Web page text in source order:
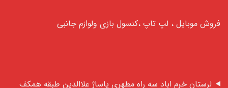
فروش موبایل ، لپ تاپ ،کنسول بازی ولوازم جانبی
لرستان خرم اباد سه راه مطهری پاساژ علاالدین طبقه همکف